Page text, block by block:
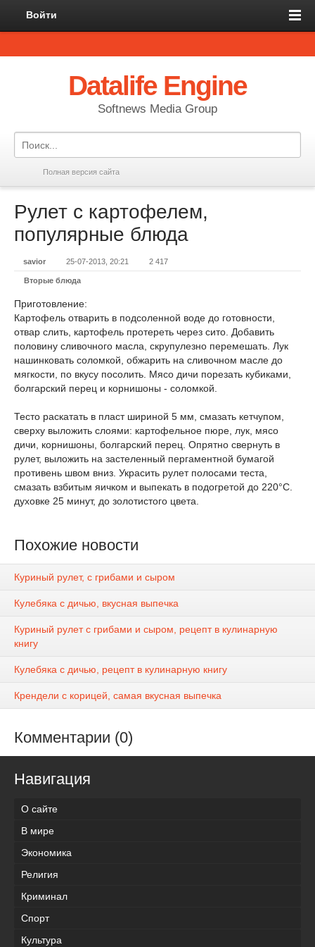
Войти
Datalife Engine
Softnews Media Group
Полная версия сайта
Рулет с картофелем,
популярные блюда
savior 25-07-2013, 20:21 2 417
Вторые блюда
Приготовление:
Картофель отварить в подсоленной воде до готовности,
отвар слить, картофель протереть через сито. Добавить
половину сливочного масла, скрупулезно перемешать. Лук
нашинковать соломкой, обжарить на сливочном масле до
мягкости, по вкусу посолить. Мясо дичи порезать кубиками,
болгарский перец и корнишоны - соломкой.
Тесто раскатать в пласт шириной 5 мм, смазать кетчупом,
сверху выложить слоями: картофельное пюре, лук, мясо
дичи, корнишоны, болгарский перец. Опрятно свернуть в
рулет, выложить на застеленный пергаментной бумагой
противень швом вниз. Украсить рулет полосами теста,
смазать взбитым яичком и выпекать в подогретой до 220°С.
духовке 25 минут, до золотистого цвета.
Похожие новости
Куриный рулет, с грибами и сыром
Кулебяка с дичью, вкусная выпечка
Куриный рулет с грибами и сыром, рецепт в кулинарную
книгу
Кулебяка с дичью, рецепт в кулинарную книгу
Крендели с корицей, самая вкусная выпечка
Комментарии (0)
Навигация
О сайте
В мире
Экономика
Религия
Криминал
Спорт
Культура